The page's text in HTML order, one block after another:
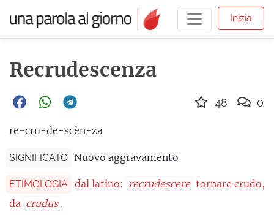
Inizia
Recrudescenza
re-cru-de-scèn-za
SIGNIFICATO Nuovo aggravamento
ETIMOLOGIA dal latino: recrudescere tornare crudo,
da crudus .
48 0